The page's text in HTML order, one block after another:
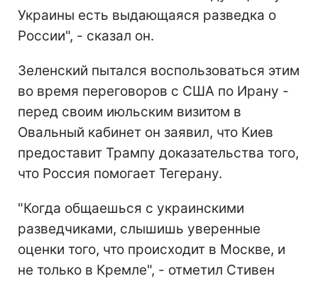
Украины есть выдающаяся разведка о
России", - сказал он.
Зеленский пытался воспользоваться этим
во время переговоров с США по Ирану -
перед своим июльским визитом в
Овальный кабинет он заявил, что Киев
предоставит Трампу доказательства того,
что Россия помогает Тегерану.
"Когда общаешься с украинскими
разведчиками, слышишь уверенные
оценки того, что происходит в Москве, и
не только в Кремле", - отметил Стивен